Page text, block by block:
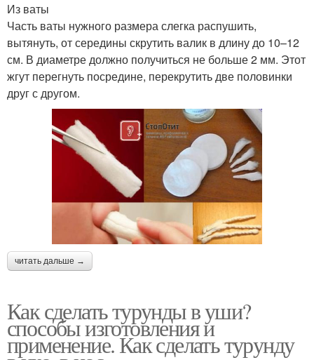
Из ваты
Часть ваты нужного размера слегка распушить,
вытянуть, от середины скрутить валик в длину до 10–12
см. В диаметре должно получиться не больше 2 мм. Этот
жгут перегнуть посредине, перекрутить две половинки
друг с другом.
читать дальше →
Как сделать турунды в уши?
способы изготовления и
применение. Как сделать турунду